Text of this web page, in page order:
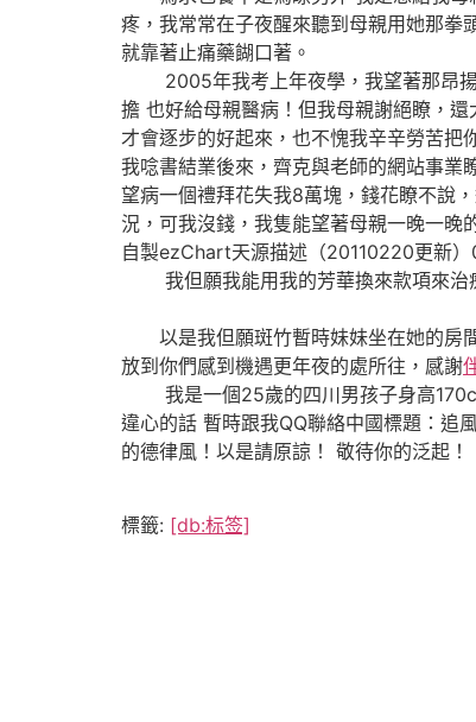
疼，我常常在子夜醒來聽到母親用她那拳
就靠著止痛藥餬口著。
2005年我考上年夜學，我望著那昂
擔 也好給母親醫病！但我母親謝絕瞭，
才會逐步的好起來，也不愧我辛辛勞苦把
我唸書結業後來，齊克與老師的網站事業
望病一個禮拜花失我8萬塊，錢花瞭不說
況，可我沒錢，我隻能望著母親一晚一
自製ezChart天源描述（20110220更新
我但願我能用我的芳華換來款項來治
以是我但願斑竹暫時妹妹坐在她的房間
放到你們感到機遇更年夜的處所往，感謝
我是一個25歲的四川男孩子身高
違心的話 暫時跟我QQ聯絡中國標題：追
的德律風！以是請原諒！ 敬待你的泛起！
標籤: [db:标签]